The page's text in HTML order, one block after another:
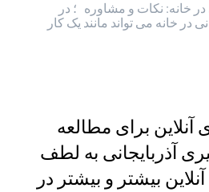
در خانه: نکات و مشاوره ؛ در
در خانه می تواند مانند یک کار
آنلاین برای مطالعه
آذربایجانی به لطف
بیشتر و بیشتر در